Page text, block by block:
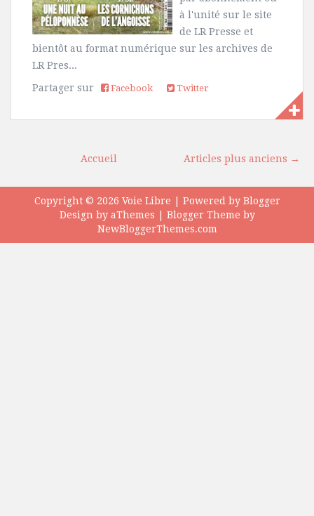
à l'unité sur le site
de LR Presse et
bientôt au format numérique sur les archives de
LR Pres...
Partager sur
Facebook Twitter
Articles plus anciens →
Accueil
Copyright © 2026 Voie Libre | Powered by Blogger
Design by aThemes | Blogger Theme by
NewBloggerThemes.com